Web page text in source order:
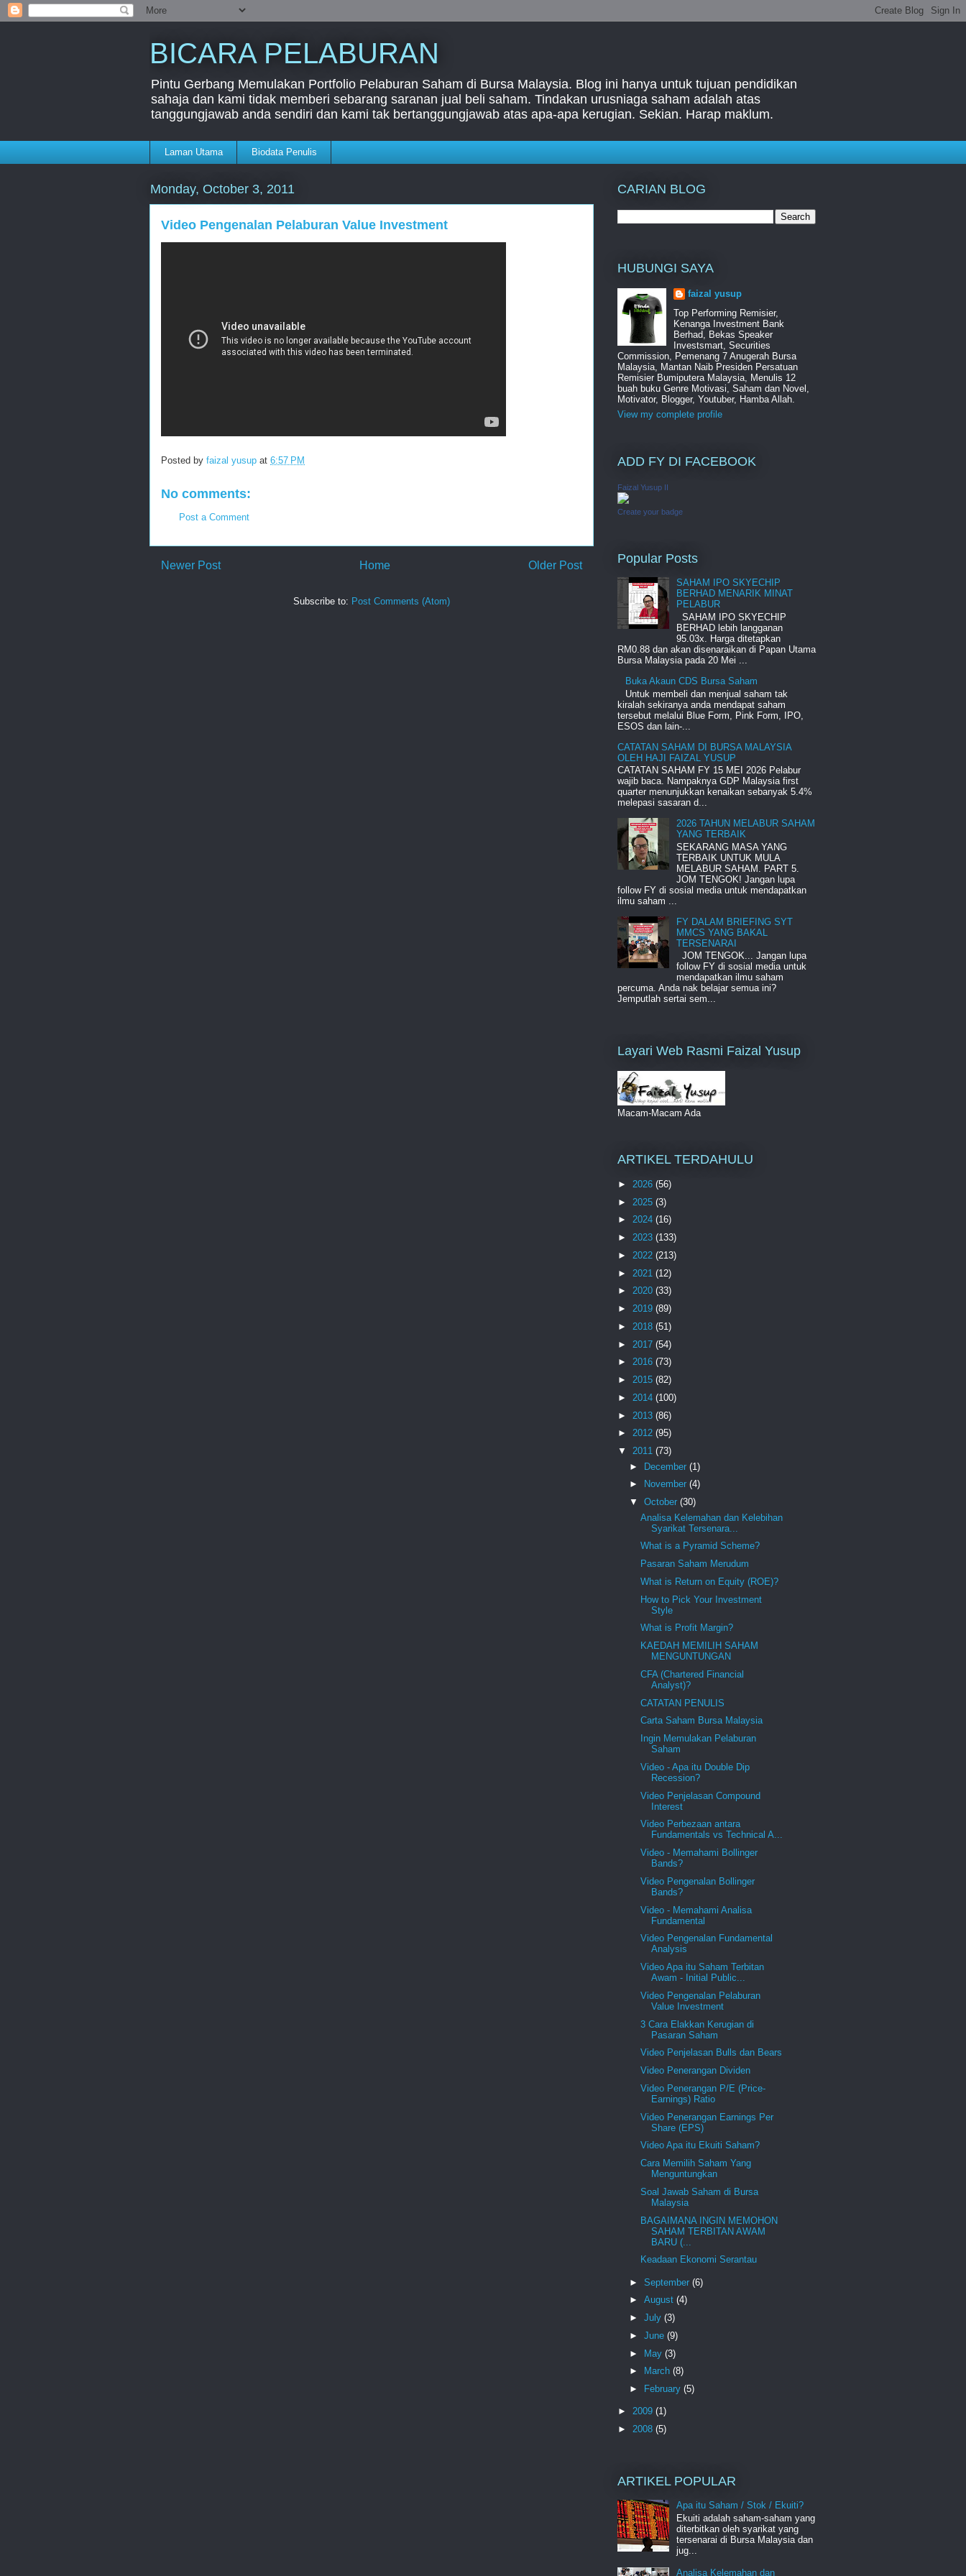
BICARA PELABURAN
Pintu Gerbang Memulakan Portfolio Pelaburan Saham di Bursa Malaysia. Blog ini hanya untuk tujuan pendidikan
sahaja dan kami tidak memberi sebarang saranan jual beli saham. Tindakan urusniaga saham adalah atas
tanggungjawab anda sendiri dan kami tak bertanggungjawab atas apa-apa kerugian. Sekian. Harap maklum.
Laman Utama Biodata Penulis
Monday, October 3, 2011
Video Pengenalan Pelaburan Value Investment
Posted by faizal yusup at 6:57 PM
No comments:
Post a Comment
Newer Post Older Post
Home
Subscribe to: Post Comments (Atom)
CARIAN BLOG
HUBUNGI SAYA
faizal yusup
Top Performing Remisier,
Kenanga Investment Bank
Berhad, Bekas Speaker
Investsmart, Securities
Commission, Pemenang 7 Anugerah Bursa
Malaysia, Mantan Naib Presiden Persatuan
Remisier Bumiputera Malaysia, Menulis 12
buah buku Genre Motivasi, Saham dan Novel,
Motivator, Blogger, Youtuber, Hamba Allah.
View my complete profile
ADD FY DI FACEBOOK
Faizal Yusup II
Create your badge
Popular Posts
SAHAM IPO SKYECHIP
BERHAD MENARIK MINAT
PELABUR
SAHAM IPO SKYECHIP
BERHAD lebih langganan
95.03x. Harga ditetapkan
RM0.88 dan akan disenaraikan di Papan Utama
Bursa Malaysia pada 20 Mei ...
Buka Akaun CDS Bursa Saham
Untuk membeli dan menjual saham tak
kiralah sekiranya anda mendapat saham
tersebut melalui Blue Form, Pink Form, IPO,
ESOS dan lain-...
CATATAN SAHAM DI BURSA MALAYSIA
OLEH HAJI FAIZAL YUSUP
CATATAN SAHAM FY 15 MEI 2026 Pelabur
wajib baca. Nampaknya GDP Malaysia first
quarter menunjukkan kenaikan sebanyak 5.4%
melepasi sasaran d...
2026 TAHUN MELABUR SAHAM
YANG TERBAIK
SEKARANG MASA YANG
TERBAIK UNTUK MULA
MELABUR SAHAM. PART 5.
JOM TENGOK! Jangan lupa
follow FY di sosial media untuk mendapatkan
ilmu saham ...
FY DALAM BRIEFING SYT
MMCS YANG BAKAL
TERSENARAI
JOM TENGOK... Jangan lupa
follow FY di sosial media untuk
mendapatkan ilmu saham
percuma. Anda nak belajar semua ini?
Jemputlah sertai sem...
Layari Web Rasmi Faizal Yusup
Macam-Macam Ada
ARTIKEL TERDAHULU
► 2026 (56)
► 2025 (3)
► 2024 (16)
► 2023 (133)
► 2022 (213)
► 2021 (12)
► 2020 (33)
► 2019 (89)
► 2018 (51)
► 2017 (54)
► 2016 (73)
► 2015 (82)
► 2014 (100)
► 2013 (86)
► 2012 (95)
▼ 2011 (73)
► December (1)
►
November (4)
▼ October (30)
Analisa Kelemahan dan Kelebihan
Syarikat Tersenara...
What is a Pyramid Scheme?
Pasaran Saham Merudum
What is Return on Equity (ROE)?
How to Pick Your Investment
Style
What is Profit Margin?
KAEDAH MEMILIH SAHAM
MENGUNTUNGAN
CFA (Chartered Financial
Analyst)?
CATATAN PENULIS
Carta Saham Bursa Malaysia
Ingin Memulakan Pelaburan
Saham
Video - Apa itu Double Dip
Recession?
Video Penjelasan Compound
Interest
Video Perbezaan antara
Fundamentals vs Technical A...
Video - Memahami Bollinger
Bands?
Video Pengenalan Bollinger
Bands?
Video - Memahami Analisa
Fundamental
Video Pengenalan Fundamental
Analysis
Video Apa itu Saham Terbitan
Awam - Initial Public...
Video Pengenalan Pelaburan
Value Investment
3 Cara Elakkan Kerugian di
Pasaran Saham
Video Penjelasan Bulls dan Bears
Video Penerangan Dividen
Video Penerangan P/E (Price-
Earnings) Ratio
Video Penerangan Earnings Per
Share (EPS)
Video Apa itu Ekuiti Saham?
Cara Memilih Saham Yang
Menguntungkan
Soal Jawab Saham di Bursa
Malaysia
BAGAIMANA INGIN MEMOHON
SAHAM TERBITAN AWAM
BARU (...
Keadaan Ekonomi Serantau
► September (6)
► August (4)
► July (3)
► June (9)
► May (3)
►
March (8)
►
February (5)
► 2009 (1)
► 2008 (5)
ARTIKEL POPULAR
Apa itu Saham / Stok / Ekuiti?
Ekuiti adalah saham-saham yang
diterbitkan oleh syarikat yang
tersenarai di Bursa Malaysia dan
jug...
Analisa Kelemahan dan